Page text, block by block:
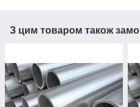
З цим товаром також